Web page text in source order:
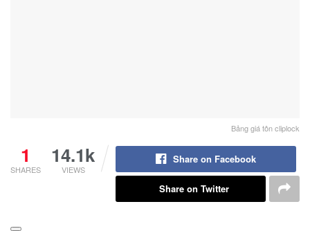
Bảng giá tôn cliplock
1
SHARES
14.1k
VIEWS
Share on Facebook
Share on Twitter